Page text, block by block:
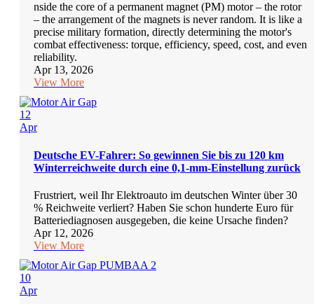
nside the core of a permanent magnet (PM) motor – the rotor
– the arrangement of the magnets is never random. It is like a
precise military formation, directly determining the motor's
combat effectiveness: torque, efficiency, speed, cost, and even
reliability.
Apr 13, 2026
View More
12
Apr
Deutsche EV-Fahrer: So gewinnen Sie bis zu 120 km
Winterreichweite durch eine 0,1-mm-Einstellung zurück
Frustriert, weil Ihr Elektroauto im deutschen Winter über 30
% Reichweite verliert? Haben Sie schon hunderte Euro für
Batteriediagnosen ausgegeben, die keine Ursache finden?
Apr 12, 2026
View More
10
Apr